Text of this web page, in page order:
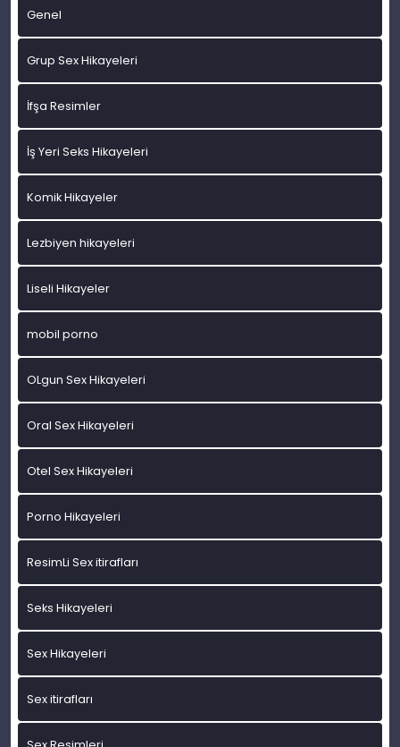
Genel
Grup Sex Hikayeleri
İfşa Resimler
İş Yeri Seks Hikayeleri
Komik Hikayeler
Lezbiyen hikayeleri
Liseli Hikayeler
mobil porno
OLgun Sex Hikayeleri
Oral Sex Hikayeleri
Otel Sex Hikayeleri
Porno Hikayeleri
ResimLi Sex itirafları
Seks Hikayeleri
Sex Hikayeleri
Sex itirafları